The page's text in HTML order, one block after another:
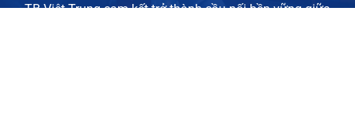
TB Việt Trung cam kết trở thành cầu nối bền vững giữa